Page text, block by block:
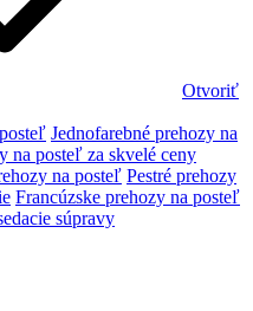
Otvoriť
Jednofarebné prehozy na
na posteľ za skvelé ceny
na posteľ Pestré prehozy
Francúzske prehozy na posteľ
súpravy